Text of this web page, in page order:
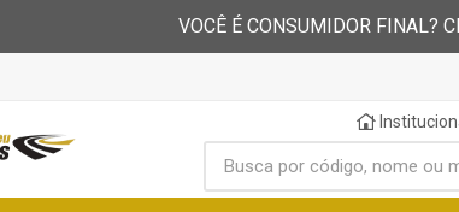
VOCÊ É CONSUMIDOR FINAL?